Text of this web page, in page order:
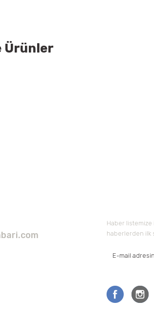
öneri formunu kullanarak tarafımıza
Ürünler
Haber listemize
haberlerden ilk